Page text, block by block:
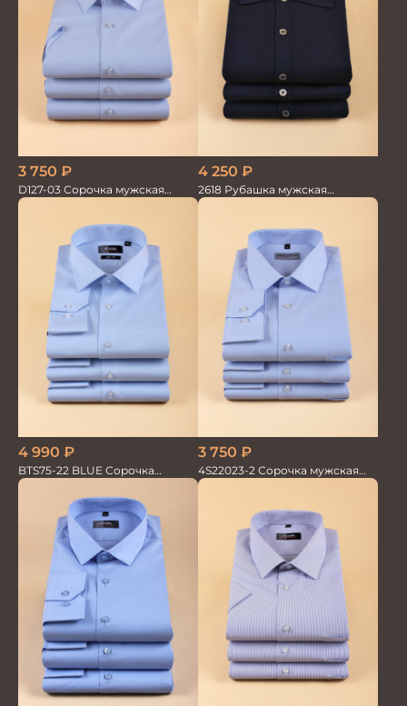
3 750 ₽
D127-03 Сорочка мужская
голубая в невид.полоску
4 250 ₽
2618 Рубашка мужская
кор.рукав трикотажная т.син.
4 990 ₽
BTS75-22 BLUE Сорочка
мужская лайкра бамбук
3 750 ₽
4S22023-2 Сорочка мужская
голубая